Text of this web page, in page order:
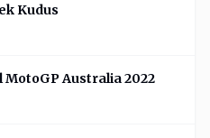
Kudus
MotoGP Australia 2022